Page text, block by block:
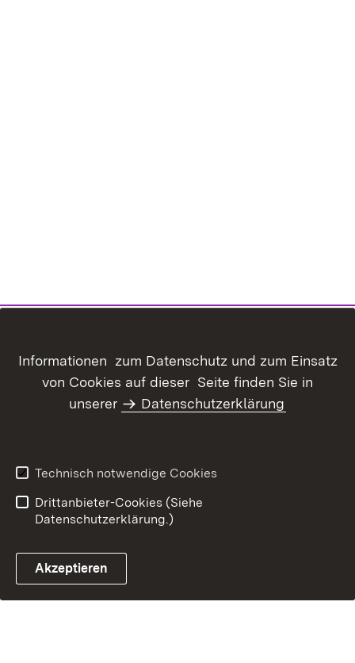
Barrierefreiheit
Benutzungshinweise
Impressum
Informationen zum Datenschutz und zum Einsatz
von Cookies auf dieser Seite finden Sie in
unserer
Datenschutzerklärung
Technisch notwendige Cookies
Drittanbieter-Cookies (Siehe
Datenschutzerklärung.)
Akzeptieren